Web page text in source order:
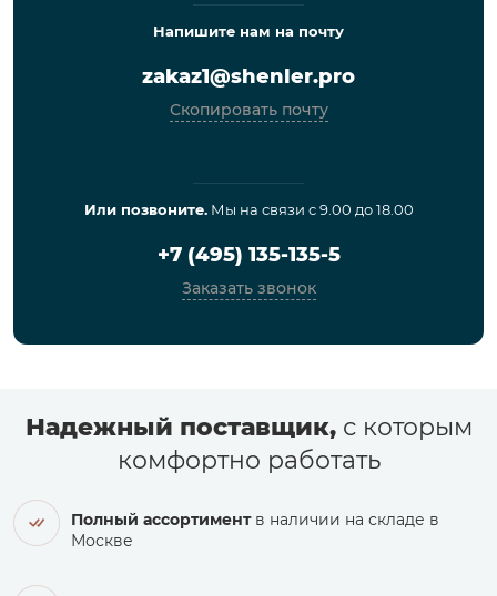
Напишите нам на почту
zakaz1@shenler.pro
Скопировать почту
Или позвоните.Мы на связи с 9.00 до 18.00
+7 (495) 135-135-5
Заказать звонок
Надежный поставщик,с которым
комфортно работать
Полный ассортиментв наличии на складе в
Москве